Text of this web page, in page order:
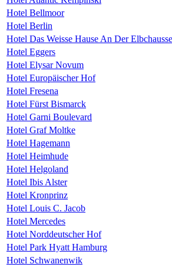
Hotel Bellmoor
Hotel Berlin
Hotel Das Weisse Hause An Der
Hotel Eggers
Hotel Elysar Novum
Hotel Europäischer Hof
Hotel Fresena
Hotel Fürst Bismarck
Hotel Garni Boulevard
Hotel Graf Moltke
Hotel Hagemann
Hotel Heimhude
Hotel Helgoland
Hotel Ibis Alster
Hotel Kronprinz
Hotel Louis C. Jacob
Hotel Mercedes
Hotel Norddeutscher Hof
Hotel Park Hyatt Hamburg
Hotel Schwanenwik